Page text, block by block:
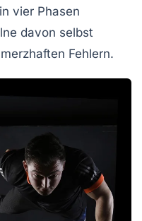
vier Phasen
davon selbst
Fehlern.